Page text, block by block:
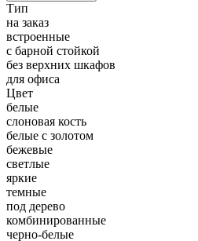
Тип
на заказ
встроенные
с барной стойкой
без верхних шкафов
для офиса
Цвет
белые
слоновая кость
белые с золотом
бежевые
светлые
яркие
темные
под дерево
комбинированные
черно-белые